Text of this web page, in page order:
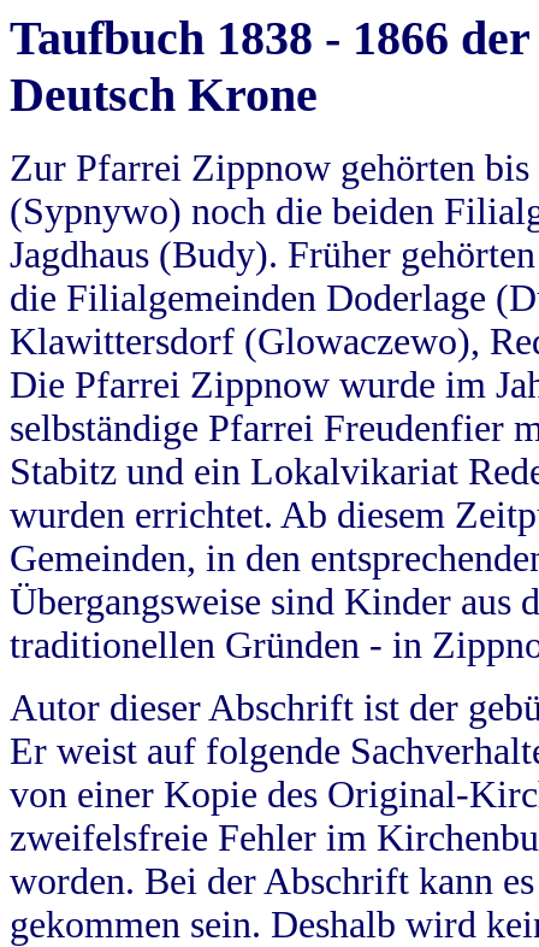
Taufbuch 1838 - 1866
Deutsch Krone
Zur Pfarrei Zippnow gehörten
(Sypnywo) noch die beiden
Jagdhaus (Budy). Früher
die Filialgemeinden Doderlage
Klawittersdorf (Glowaczewo),
Die Pfarrei Zippnow wurde im
selbständige Pfarrei Freudenfier
Stabitz und ein Lokalvikariat
wurden errichtet. Ab diesem
Gemeinden, in den
Übergangsweise sind Kinder aus
traditionellen Gründen - in
Autor dieser Abschrift ist der
Er weist auf folgende
von einer Kopie des Original-
zweifelsfreie Fehler im
worden. Bei der Abschrift kann
gekommen sein. Deshalb wird